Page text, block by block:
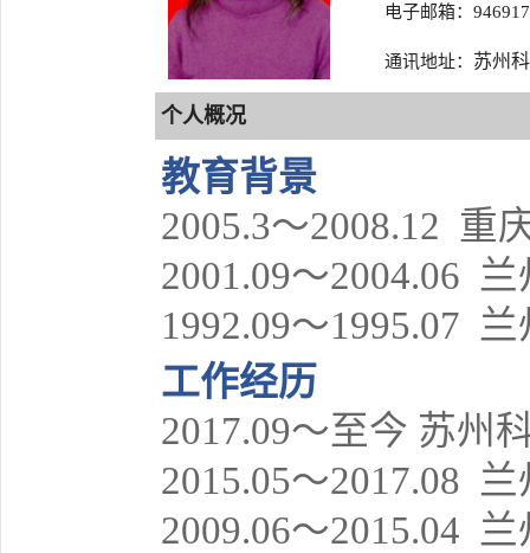
电子邮箱：
通讯地址： 苏州
个人概况
教育背景
2005.3～2008.12 重
2001.09～2004.06
1992.09～1995.07
工作经历
2017.09～至今 苏州
2015.05～2017.08
2009.06～2015.04